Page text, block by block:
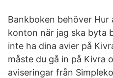
Bankboken behöver Hur
konton när jag ska byta
inte ha dina avier på
måste du gå in på Kivra
aviseringar från